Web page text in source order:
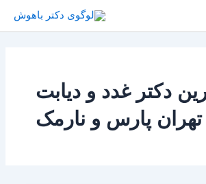
دکتر غدد و دیابت
تهران پارس و نارمک